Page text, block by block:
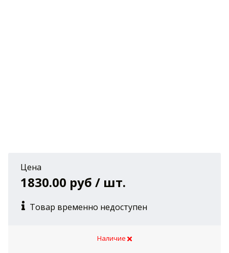
Цена
1830.00 руб / шт.
Товар временно недоступен
Наличие